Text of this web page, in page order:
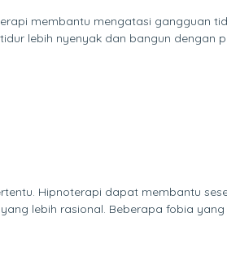
membantu mengatasi gangguan
lebih nyenyak dan bangun dengan
Hipnoterapi dapat membantu
lebih rasional. Beberapa fobia